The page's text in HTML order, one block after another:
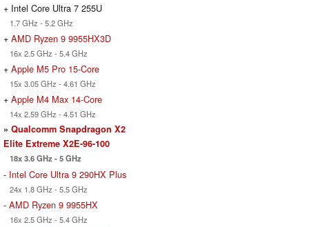
+ Intel Core Ultra 7 255U
1.7 GHz - 5.2 GHz
+ AMD Ryzen 9 9955HX3D
16x 2.5 GHz - 5.4 GHz
+ Apple M5 Pro 15-Core
15x 3.05 GHz - 4.61 GHz
+ Apple M4 Max 14-Core
14x 2.59 GHz - 4.51 GHz
» Qualcomm Snapdragon X2
Elite Extreme X2E-96-100
18x 3.6 GHz - 5 GHz
- Intel Core Ultra 9 290HX Plus
24x 1.8 GHz - 5.5 GHz
- AMD Ryzen 9 9955HX
16x 2.5 GHz - 5.4 GHz